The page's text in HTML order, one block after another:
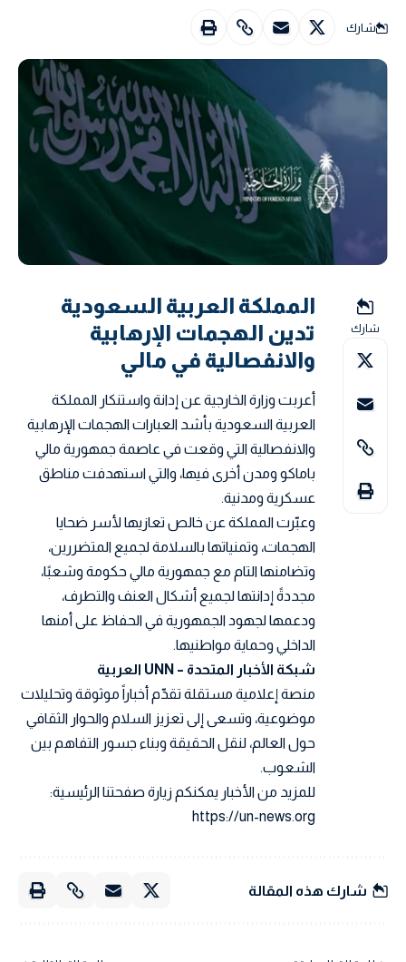
شارك
شارك
المملكة العربية السعودية
تدين الهجمات الإرهابية
والانفصالية في مالي
أعربت وزارة الخارجية عن إدانة واستنكار المملكة
العربية السعودية بأشد العبارات الهجمات الإرهابية
والانفصالية التي وقعت في عاصمة جمهورية مالي
باماكو ومدن أخرى فيها، والتي استهدفت مناطق
عسكرية ومدنية.
وعبّرت المملكة عن خالص تعازيها لأسر ضحايا
الهجمات، وتمنياتها بالسلامة لجميع المتضررين،
وتضامنها التام مع جمهورية مالي حكومة وشعبًا،
مجددةً إدانتها لجميع أشكال العنف والتطرف،
ودعمها لجهود الجمهورية في الحفاظ على أمنها
الداخلي وحماية مواطنيها.
شبكة الأخبار المتحدة – UNN العربية
منصة إعلامية مستقلة تقدّم أخباراً موثوقة وتحليلات
موضوعية، وتسعى إلى تعزيز السلام والحوار الثقافي
حول العالم، لنقل الحقيقة وبناء جسور التفاهم بين
الشعوب.
للمزيد من الأخبار يمكنكم زيارة صفحتنا الرئيسية:
https://un-news.org
شارك هذه المقالة